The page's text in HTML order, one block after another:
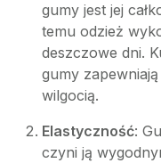
gumy jest jej
temu odzież
deszczowe dni.
gumy
wilgocią.
Elastyczność:
czyni ją